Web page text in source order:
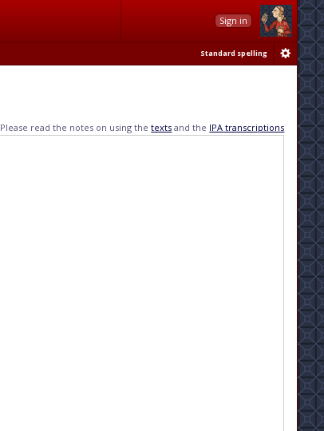
Sign in
Standard spelling
Please read the notes on using thetexts and the IPA transcriptions